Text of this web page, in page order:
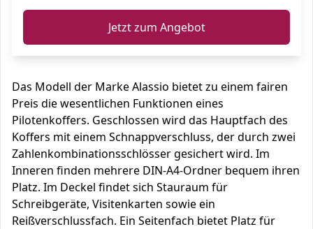
Jetzt zum Angebot
Das Modell der Marke Alassio bietet zu einem fairen
Preis die wesentlichen Funktionen eines
Pilotenkoffers. Geschlossen wird das Hauptfach des
Koffers mit einem Schnappverschluss, der durch zwei
Zahlenkombinationsschlösser gesichert wird. Im
Inneren finden mehrere DIN-A4-Ordner bequem ihren
Platz. Im Deckel findet sich Stauraum für
Schreibgeräte, Visitenkarten sowie ein
Reißverschlussfach. Ein Seitenfach bietet Platz für